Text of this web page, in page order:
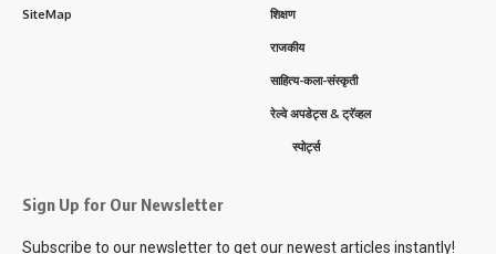
SiteMap शिक्षण
राजकीय
साहित्य-कला-संस्कृती
रेल्वे अपडेट्स & ट्रॅव्हल
स्पोर्ट्स
Sign Up for Our Newsletter
Subscribe to our newsletter to get our newest articles instantly!